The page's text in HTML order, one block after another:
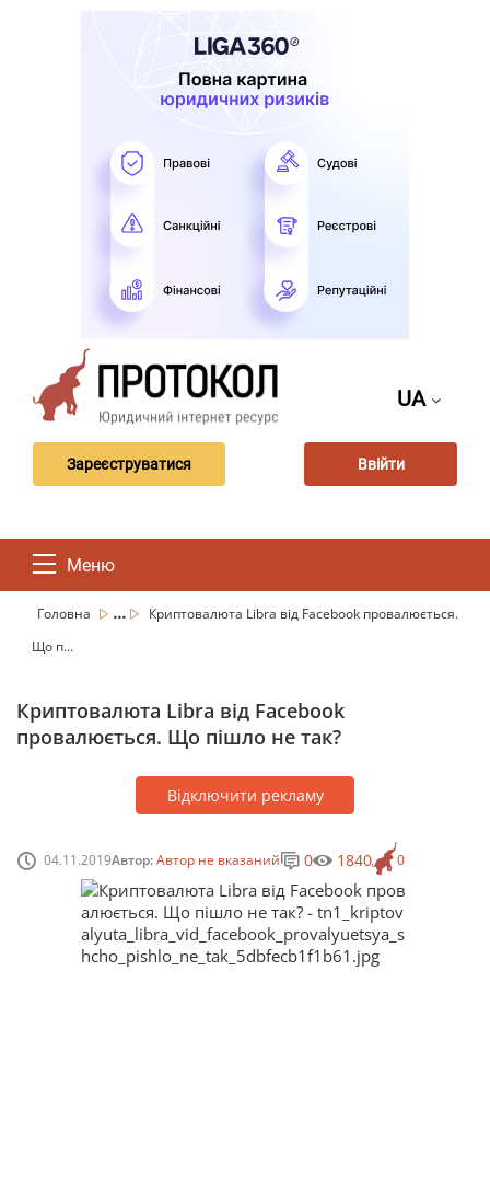
UA
Зареєструватися Ввійти
Меню
Головна ...
Криптовалюта Libra від Facebook провалюється.
Що п...
Криптовалюта Libra від Facebook
провалюється. Що пішло не так?
Відключити рекламу
04.11.2019Автор:Автор не вказаний 0
0 1840